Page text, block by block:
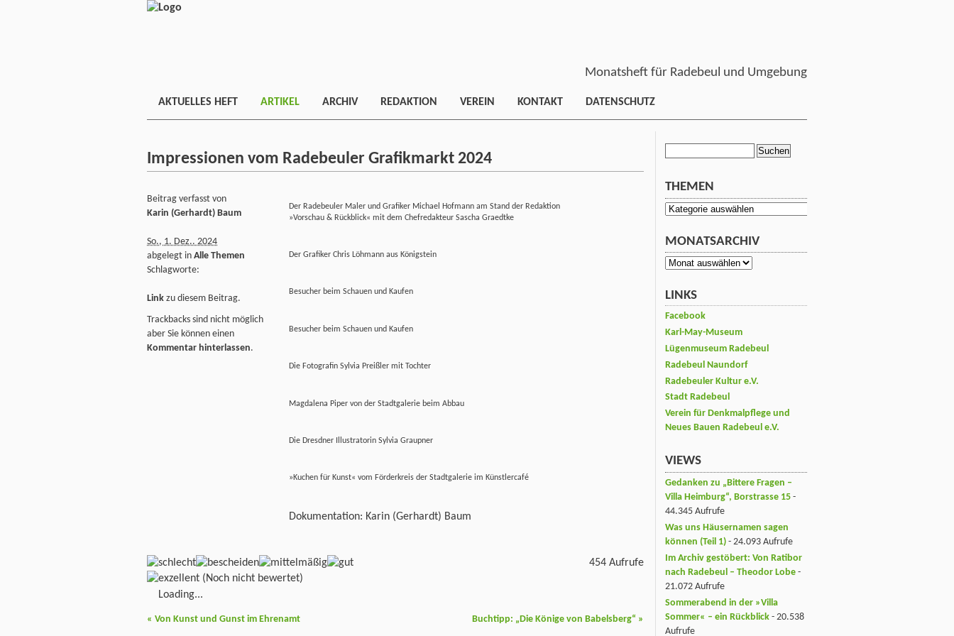
Monatsheft für Radebeul und Umgebung
AKTUELLES HEFT ARTIKEL ARCHIV REDAKTION VEREIN KONTAKT DATENSCHUTZ
Impressionen vom Radebeuler Grafikmarkt 2024
Der Radebeuler Maler und Grafiker Michael Hofmann am Stand der Redaktion
»Vorschau & Rückblick« mit dem Chefredakteur Sascha Graedtke
Der Grafiker Chris Löhmann aus Königstein
Besucher beim Schauen und Kaufen
Besucher beim Schauen und Kaufen
Die Fotografin Sylvia Preißler mit Tochter
Magdalena Piper von der Stadtgalerie beim Abbau
Die Dresdner Illustratorin Sylvia Graupner
»Kuchen für Kunst« vom Förderkreis der Stadtgalerie im Künstlercafé
Dokumentation: Karin (Gerhardt) Baum
Beitrag verfasst von
Karin (Gerhardt) Baum
So., 1. Dez.. 2024
abgelegt in Alle Themen
Schlagworte:
Link zu diesem Beitrag.
Trackbacks sind nicht möglich
aber Sie können einen
Kommentar hinterlassen.
(Noch nicht bewertet)
Loading...
454 Aufrufe
« Von Kunst und Gunst im Ehrenamt Buchtipp: „Die Könige von Babelsberg“ »
THEMEN
Themen
MONATSARCHIV
Monatsarchiv
LINKS
Facebook
Karl-May-Museum
Lügenmuseum Radebeul
Radebeul Naundorf
Radebeuler Kultur e.V.
Stadt Radebeul
Verein für Denkmalpflege und
Neues Bauen Radebeul e.V.
VIEWS
Gedanken zu „Bittere Fragen –
Villa Heimburg“, Borstrasse 15 -
44.345 Aufrufe
Was uns Häusernamen sagen
können (Teil 1) - 24.093 Aufrufe
Im Archiv gestöbert: Von Ratibor
nach Radebeul – Theodor Lobe -
21.072 Aufrufe
Sommerabend in der »Villa
Sommer« – ein Rückblick - 20.538
Aufrufe